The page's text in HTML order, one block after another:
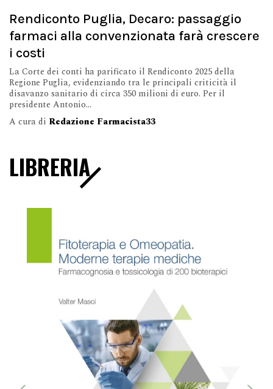
Rendiconto Puglia, Decaro: passaggio
farmaci alla convenzionata farà crescere
i costi
La Corte dei conti ha parificato il Rendiconto 2025 della
Regione Puglia, evidenziando tra le principali criticità il
disavanzo sanitario di circa 350 milioni di euro. Per il
presidente Antonio...
A cura di Redazione Farmacista33
LIBRERIA